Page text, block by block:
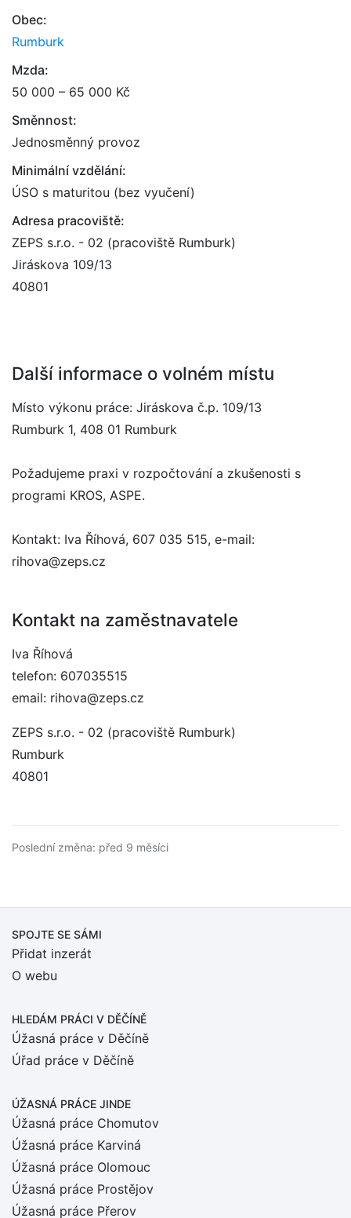
Obec:
Rumburk
Mzda:
50 000 – 65 000 Kč
Směnnost:
Jednosměnný provoz
Minimální vzdělání:
ÚSO s maturitou (bez vyučení)
Adresa pracoviště:
ZEPS s.r.o. - 02 (pracoviště Rumburk)
Jiráskova 109/13
40801
Další informace o volném místu
Místo výkonu práce: Jiráskova č.p. 109/13
Rumburk 1, 408 01 Rumburk
Požadujeme praxi v rozpočtování a zkušenosti s
programi KROS, ASPE.
Kontakt: Iva Říhová, 607 035 515, e-mail:
rihova@zeps.cz
Kontakt na zaměstnavatele
Iva Říhová
telefon: 607035515
email: rihova@zeps.cz
ZEPS s.r.o. - 02 (pracoviště Rumburk)
Rumburk
40801
Poslední změna: před 9 měsíci
SPOJTE SE SÁMI
Přidat inzerát
O webu
HLEDÁM PRÁCI V DĚČÍNĚ
Úžasná práce v Děčíně
Úřad práce v Děčíně
ÚŽASNÁ PRÁCE JINDE
Úžasná práce Chomutov
Úžasná práce Karviná
Úžasná práce Olomouc
Úžasná práce Prostějov
Úžasná práce Přerov